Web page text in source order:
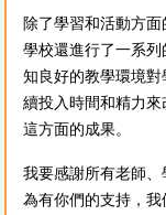
除了學習和活動方
學校還進行了一系
知良好的教學環境
續投入時間和精力
這方面的成果。
我要感謝所有老師
為有你們的支持，我